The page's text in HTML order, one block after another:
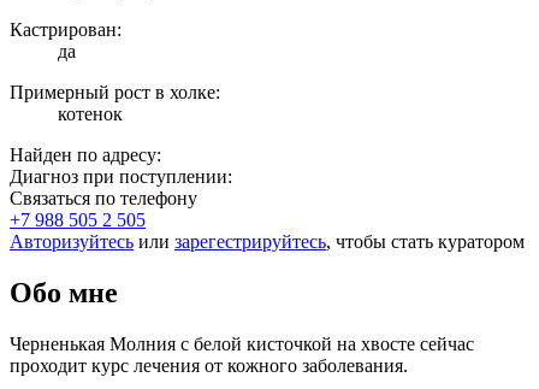
Кастрирован:
да
Примерный рост в холке:
котенок
Найден по адресу:
Диагноз при поступлении:
Связаться по телефону
+7 988 505 2 505
Авторизуйтесь или зарегестрируйтесь, чтобы стать куратором
Обо мне
Черненькая Молния с белой кисточкой на хвосте сейчас
проходит курс лечения от кожного заболевания.